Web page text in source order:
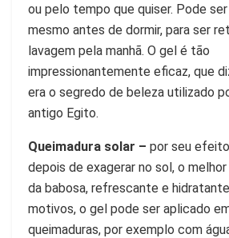
ou pelo tempo que quiser. Pode
mesmo antes de dormir, para ser
lavagem pela manhã. O gel é tão
impressionantemente eficaz, que
era o segredo de beleza utilizado
antigo Egito.
Queimadura solar – por seu
depois de exagerar no sol, o
da babosa, refrescante e
motivos, o gel pode ser aplicado
queimaduras, por exemplo com